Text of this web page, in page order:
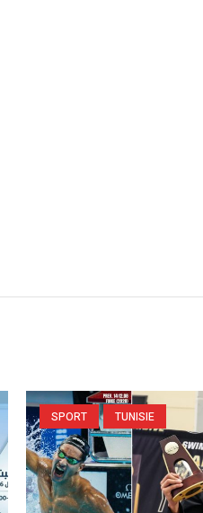
SPORT TUNISIE